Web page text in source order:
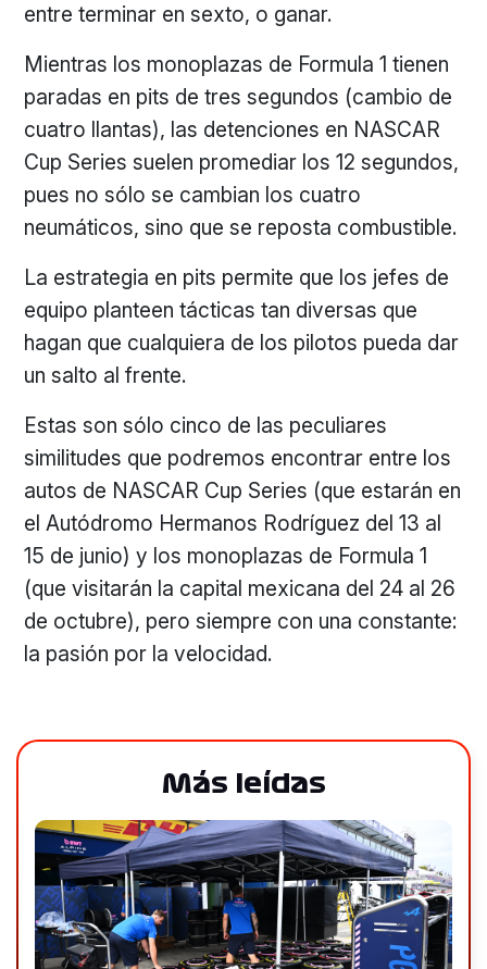
entre terminar en sexto, o ganar.
Mientras los monoplazas de Formula 1 tienen
paradas en pits de tres segundos (cambio de
cuatro llantas), las detenciones en NASCAR
Cup Series suelen promediar los 12 segundos,
pues no sólo se cambian los cuatro
neumáticos, sino que se reposta combustible.
La estrategia en pits permite que los jefes de
equipo planteen tácticas tan diversas que
hagan que cualquiera de los pilotos pueda dar
un salto al frente.
Estas son sólo cinco de las peculiares
similitudes que podremos encontrar entre los
autos de NASCAR Cup Series (que estarán en
el Autódromo Hermanos Rodríguez del 13 al
15 de junio) y los monoplazas de Formula 1
(que visitarán la capital mexicana del 24 al 26
de octubre), pero siempre con una constante:
la pasión por la velocidad.
Más leídas